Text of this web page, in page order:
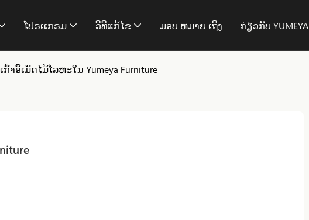
ໂປຣເເກຣມ ວິທີແກ້ໄຂ ມອບ ຫມາຍ ເຖິງ ກ່ຽວກັບ YUMEYA
ອີ້ເມັດໄມ້ໂລຫະໃນ Yumeya Furniture